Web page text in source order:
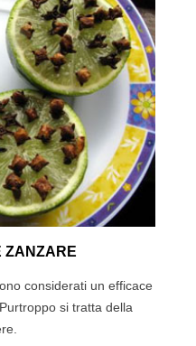
ZANZARE
considerati un efficace
si tratta della